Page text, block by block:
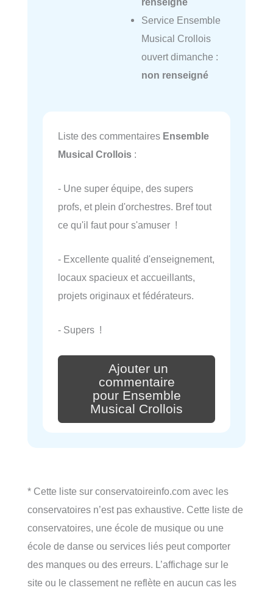
Service Ensemble
Musical Crollois
ouvert dimanche :
non renseigné
Liste des commentaires Ensemble
Musical Crollois :
- Une super équipe, des supers
profs, et plein d'orchestres. Bref tout
ce qu'il faut pour s'amuser !
- Excellente qualité d'enseignement,
locaux spacieux et accueillants,
projets originaux et fédérateurs.
- Supers !
Ajouter un
commentaire
pour Ensemble
Musical Crollois
* Cette liste sur conservatoireinfo.com avec les
conservatoires n’est pas exhaustive. Cette liste de
conservatoires, une école de musique ou une
école de danse ou services liés peut comporter
des manques ou des erreurs. L’affichage sur le
site ou le classement ne reflète en aucun cas les